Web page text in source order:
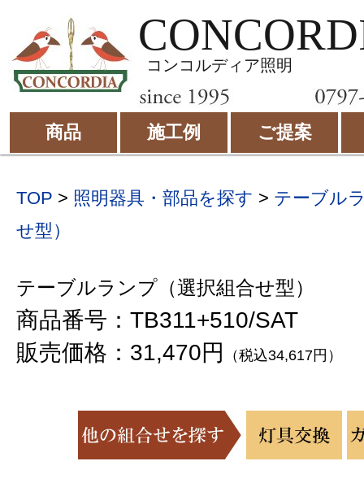
コンコルディア照明
商品 施工例 ご提案
TOP > 照明器具・部品を探す > テーブル
せ型）
テーブルランプ（選択組合せ型）
商品番号：TB311+510/SAT
販売価格：31,470円
（税込34,617円）